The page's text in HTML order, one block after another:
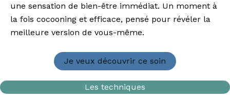
une sensation de bien-être immédiat. Un moment à
la fois cocooning et efficace, pensé pour révéler la
meilleure version de vous-même.
Je veux découvrir ce soin
Les techniques